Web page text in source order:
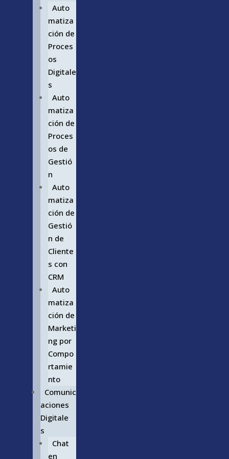
Auto
matiza
ción de
Proces
os
Digitale
s
Auto
matiza
ción de
Proces
os de
Gestió
n
Auto
matiza
ción de
Gestió
n de
Cliente
s con
CRM
Auto
matiza
ción de
Marketi
ng por
Compo
rtamie
nto
Comunic
aciones
Digitale
s
Chat
en